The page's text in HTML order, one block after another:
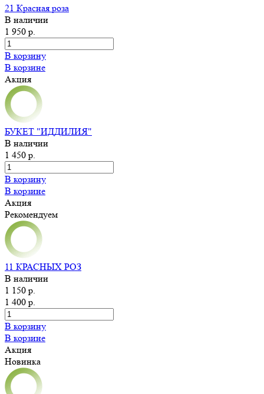
21 Красная роза
В наличии
1 950 р.
В корзину
В корзине
Акция
БУКЕТ "ИДДИЛИЯ"
В наличии
1 450 р.
В корзину
В корзине
Акция
Рекомендуем
11 КРАСНЫХ РОЗ
В наличии
1 150 р.
1 400 р.
В корзину
В корзине
Акция
Новинка